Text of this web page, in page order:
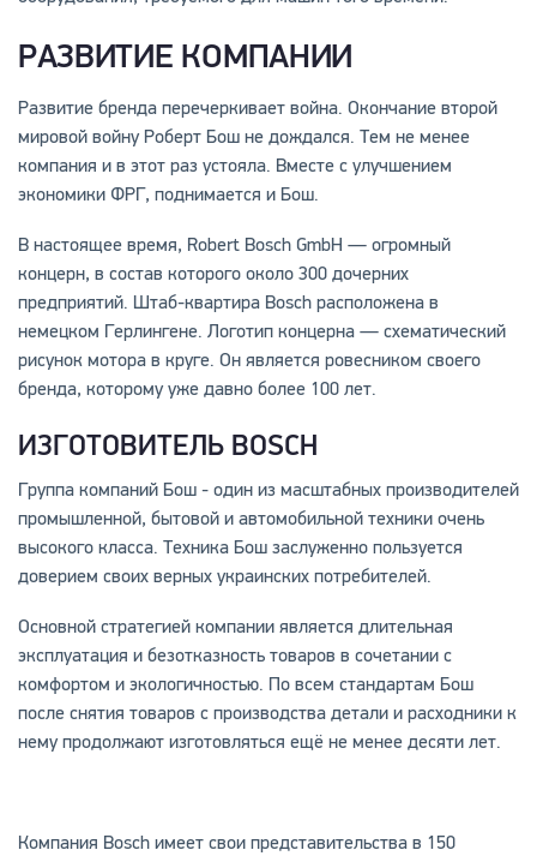
РАЗВИТИЕ КОМПАНИИ
Развитие бренда перечеркивает война. Окончание второй
мировой войну Роберт Бош не дождался. Тем не менее
компания и в этот раз устояла. Вместе с улучшением
экономики ФРГ, поднимается и Бош.
В настоящее время, Robert Bosch GmbH — огромный
концерн, в состав которого около 300 дочерних
предприятий. Штаб-квартира Bosсh расположена в
немецком Герлингене. Логотип концерна — схематический
рисунок мотора в круге. Он является ровесником своего
бренда, которому уже давно более 100 лет.
ИЗГОТОВИТЕЛЬ BOSCH
Группа компаний Бош - один из масштабных производителей
промышленной, бытовой и автомобильной техники очень
высокого класса. Техника Бош заслуженно пользуется
доверием своих верных украинских потребителей.
Основной стратегией компании является длительная
эксплуатация и безотказность товаров в сочетании с
комфортом и экологичностью. По всем стандартам Бош
после снятия товаров с производства детали и расходники к
нему продолжают изготовляться ещё не менее десяти лет.
Компания Bosch имеет свои представительства в 150